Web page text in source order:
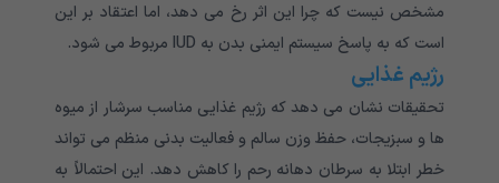
مشخص نیست که چرا این اثر رخ می دهد، اما اعتقاد بر این
است که به پاسخ سیستم ایمنی بدن به IUD مربوط می شود.
رژیم غذایی
تحقیقات نشان می دهد که رژیم غذایی مناسب سرشار از میوه
ها و سبزیجات، حفظ وزن سالم و فعالیت بدنی منظم می تواند
خطر ابتلا به سرطان دهانه رحم را کاهش دهد. این احتمالاً به